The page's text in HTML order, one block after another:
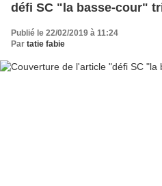
défi SC "la basse-cour"
Publié le 22/02/2019 à 11:24
Par tatie fabie